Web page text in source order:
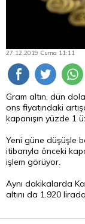
27.12.2019 Cuma 11:11
Gram altın, dün
ons fiyatındaki
kapanışın yüzde 1
Yeni güne düşüşle
itibarıyla önceki
işlem görüyor.
Aynı dakikalarda
altını da 1.920